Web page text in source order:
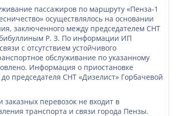
пассажиров по маршруту «Пенза-1
осуществлялось на основании
заключенного между председателем СНТ
Р. З. По информации ИП
с отсутствием устойчивого
обслуживание по указанному
Информация о приостановке
председателя СНТ «Дизелист» Горбачевой
заказных перевозок не входит в
транспорта и связи города Пензы.